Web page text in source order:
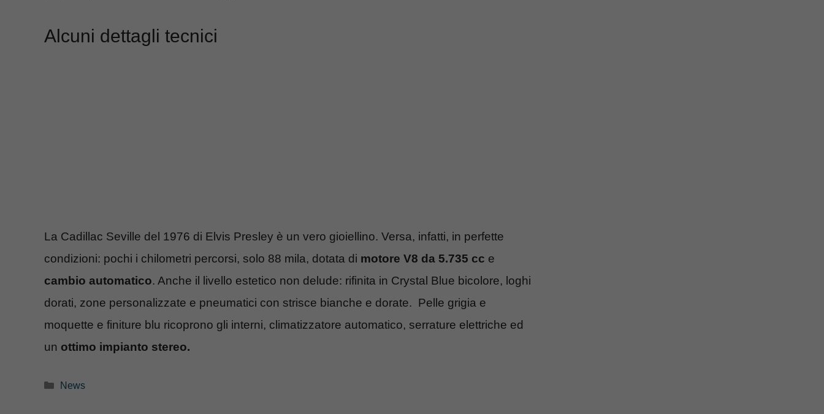
Alcuni dettagli tecnici
La Cadillac Seville del 1976 di Elvis Presley è un vero gioiellino. Versa, infatti, in perfette
condizioni: pochi i chilometri percorsi, solo 88 mila, dotata di motore V8 da 5.735 cc e
cambio automatico. Anche il livello estetico non delude: rifinita in Crystal Blue bicolore, loghi
dorati, zone personalizzate e pneumatici con strisce bianche e dorate. Pelle grigia e
moquette e finiture blu ricoprono gli interni, climatizzatore automatico, serrature elettriche ed
un ottimo impianto stereo.
Categorie
News